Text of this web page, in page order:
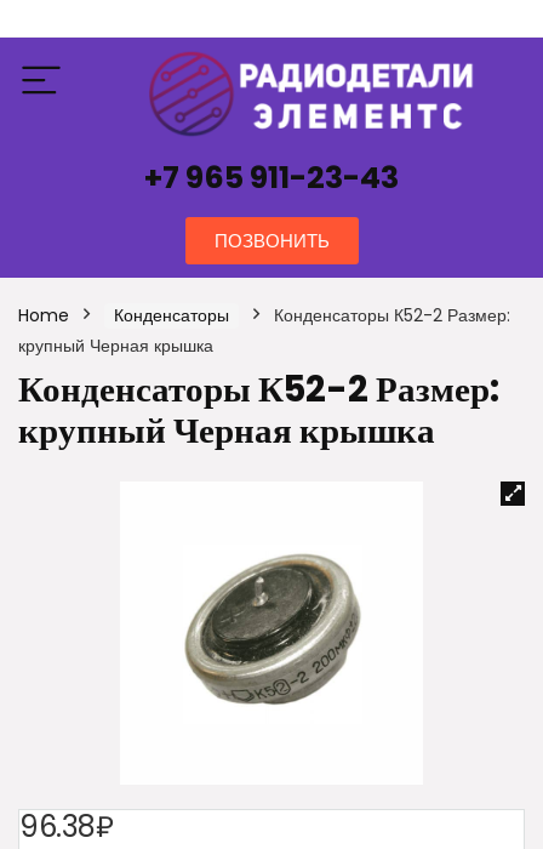
+7 965 911-23-43
ПОЗВОНИТЬ
Home Конденсаторы
Конденсаторы К52-2 Размер:
крупный Черная крышка
Конденсаторы К52-2 Размер:
крупный Черная крышка
96.38₽